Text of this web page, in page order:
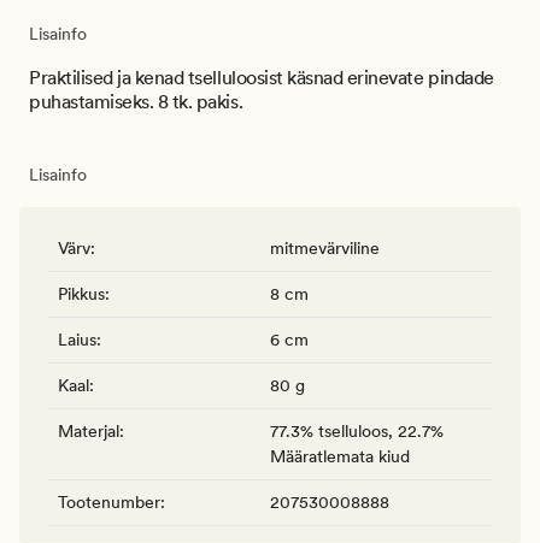
Lisainfo
Praktilised ja kenad tselluloosist käsnad erinevate pindade
puhastamiseks. 8 tk. pakis.
Lisainfo
Värv: mitmevärviline
Pikkus: 8 cm
Laius: 6 cm
Kaal: 80 g
Materjal:
77.3% tselluloos, 22.7%
Määratlemata kiud
Tootenumber: 207530008888